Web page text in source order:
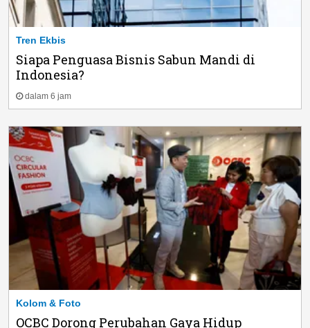
Tren Ekbis
Siapa Penguasa Bisnis Sabun Mandi di
Indonesia?
dalam 6 jam
Kolom & Foto
OCBC Dorong Perubahan Gaya Hidup